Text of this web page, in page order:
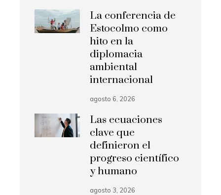
La conferencia de
Estocolmo como
hito en la
diplomacia
ambiental
internacional
agosto 6, 2026
Las ecuaciones
clave que
definieron el
progreso científico
y humano
agosto 3, 2026